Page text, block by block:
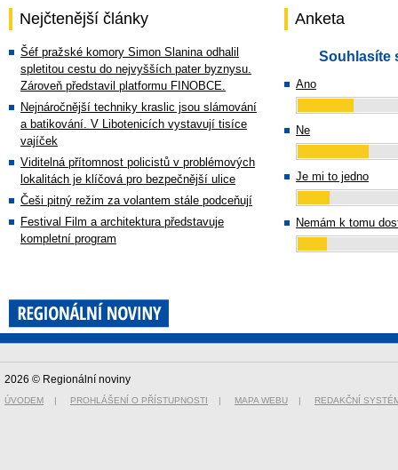
Nejčtenější články
Šéf pražské komory Simon Slanina odhalil
spletitou cestu do nejvyšších pater byznysu.
Zároveň představil platformu FINOBCE.
Nejnáročnější techniky kraslic jsou slámování
a batikování. V Libotenicích vystavují tisíce
vajíček
Viditelná přítomnost policistů v problémových
lokalitách je klíčová pro bezpečnější ulice
Češi pitný režim za volantem stále podceňují
Festival Film a architektura představuje
kompletní program
Anketa
Souhlasíte
Ano
Ne
Je mi to jedno
Nemám k tomu
2026 © Regionální noviny
ÚVODEM | PROHLÁŠENÍ O PŘÍSTUPNOSTI | MAPA WEBU | REDAKČNÍ